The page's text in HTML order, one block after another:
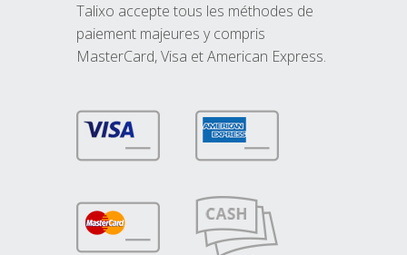
Talixo accepte tous les méthodes de
paiement majeures y compris
MasterCard, Visa et American Express.